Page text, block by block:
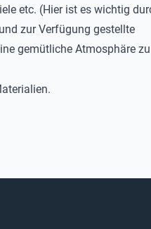
etc. (Hier ist es wichtig
zur Verfügung gestellte
gemütliche Atmosphäre zu